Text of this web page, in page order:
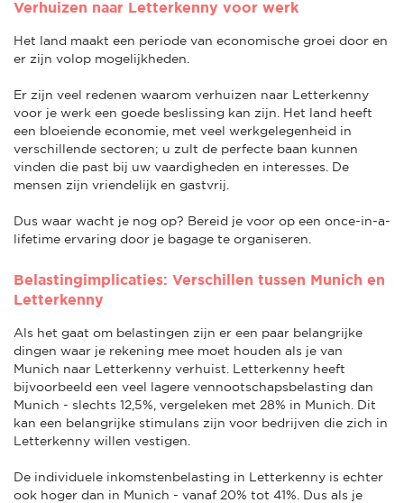
Verhuizen naar Letterkenny voor werk
Het land maakt een periode van economische groei door en
er zijn volop mogelijkheden.
Er zijn veel redenen waarom verhuizen naar Letterkenny
voor je werk een goede beslissing kan zijn. Het land heeft
een bloeiende economie, met veel werkgelegenheid in
verschillende sectoren; u zult de perfecte baan kunnen
vinden die past bij uw vaardigheden en interesses. De
mensen zijn vriendelijk en gastvrij.
Dus waar wacht je nog op? Bereid je voor op een once-in-a-
lifetime ervaring door je bagage te organiseren.
Belastingimplicaties: Verschillen tussen Munich en
Letterkenny
Als het gaat om belastingen zijn er een paar belangrijke
dingen waar je rekening mee moet houden als je van
Munich naar Letterkenny verhuist. Letterkenny heeft
bijvoorbeeld een veel lagere vennootschapsbelasting dan
Munich - slechts 12,5%, vergeleken met 28% in Munich. Dit
kan een belangrijke stimulans zijn voor bedrijven die zich in
Letterkenny willen vestigen.
De individuele inkomstenbelasting in Letterkenny is echter
ook hoger dan in Munich - vanaf 20% tot 41%. Dus als je